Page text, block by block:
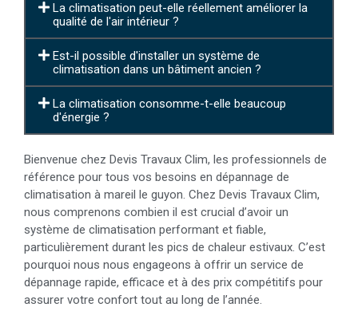
La climatisation peut-elle réellement améliorer la
qualité de l'air intérieur ?
Est-il possible d'installer un système de
climatisation dans un bâtiment ancien ?
La climatisation consomme-t-elle beaucoup
d'énergie ?
Bienvenue chez Devis Travaux Clim, les professionnels de
référence pour tous vos besoins en dépannage de
climatisation à mareil le guyon. Chez Devis Travaux Clim,
nous comprenons combien il est crucial d’avoir un
système de climatisation performant et fiable,
particulièrement durant les pics de chaleur estivaux. C’est
pourquoi nous nous engageons à offrir un service de
dépannage rapide, efficace et à des prix compétitifs pour
assurer votre confort tout au long de l’année.